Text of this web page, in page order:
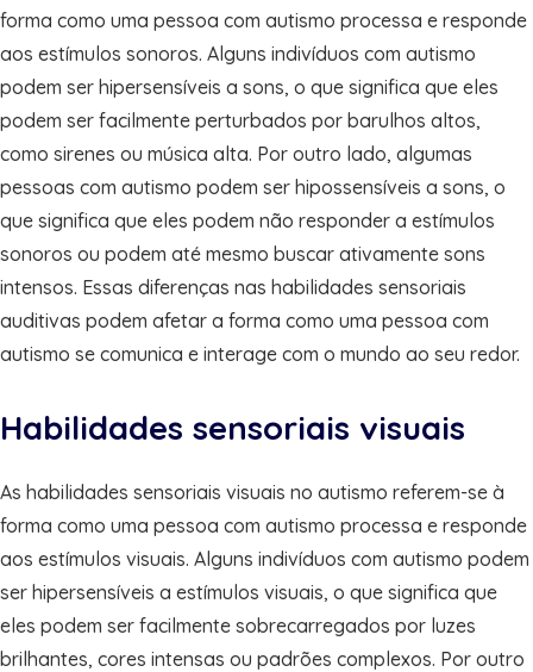
forma como uma pessoa com autismo processa e responde
aos estímulos sonoros. Alguns indivíduos com autismo
podem ser hipersensíveis a sons, o que significa que eles
podem ser facilmente perturbados por barulhos altos,
como sirenes ou música alta. Por outro lado, algumas
pessoas com autismo podem ser hipossensíveis a sons, o
que significa que eles podem não responder a estímulos
sonoros ou podem até mesmo buscar ativamente sons
intensos. Essas diferenças nas habilidades sensoriais
auditivas podem afetar a forma como uma pessoa com
autismo se comunica e interage com o mundo ao seu redor.
Habilidades sensoriais visuais
As habilidades sensoriais visuais no autismo referem-se à
forma como uma pessoa com autismo processa e responde
aos estímulos visuais. Alguns indivíduos com autismo podem
ser hipersensíveis a estímulos visuais, o que significa que
eles podem ser facilmente sobrecarregados por luzes
brilhantes, cores intensas ou padrões complexos. Por outro